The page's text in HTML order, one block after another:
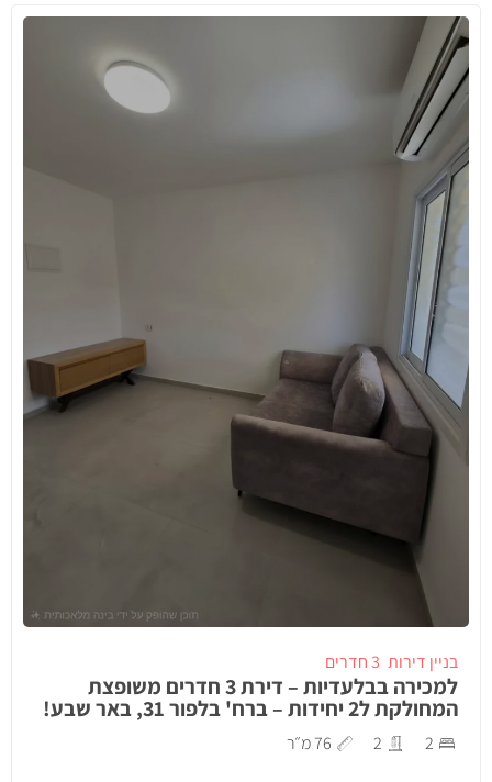
בניין דירות 3 חדרים
למכירה בבלעדיות – דירת 3 חדרים משופצת
המחולקת ל2 יחידות – ברח' בלפור 31, באר שבע!
2
2 76 מ״ר